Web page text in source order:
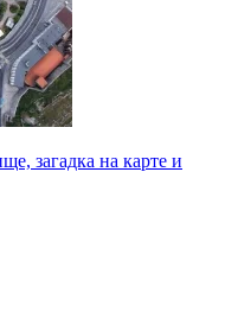
загадка на карте и